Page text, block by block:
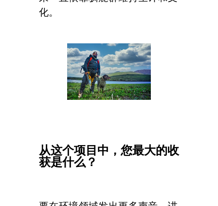
化。
从这个项目中，您最大的收
获是什么？